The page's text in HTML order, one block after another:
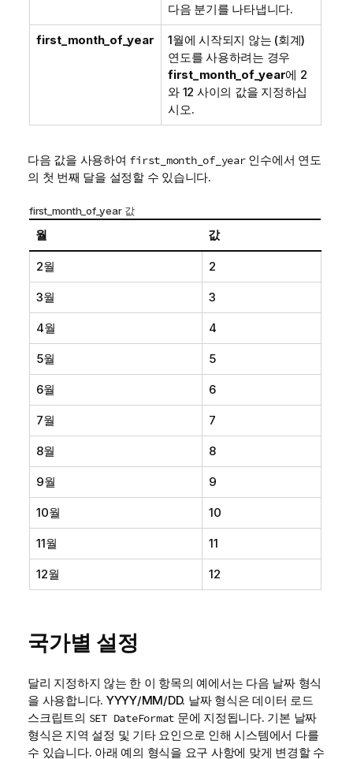
다음 분기를 나타냅니다.
first_month_of_year
1월에 시작되지 않는 (회계)
연도를 사용하려는 경우
first_month_of_year에 2
와 12 사이의 값을 지정하십
시오.
다음 값을 사용하여 first_month_of_year인수에서 연도
의 첫 번째 달을 설정할 수 있습니다.
first_month_of_year 값
월 값
2월 2
3월 3
4월 4
5월 5
6월 6
7월 7
8월 8
9월 9
10월 10
11월 11
12월 12
국가별 설정
달리 지정하지 않는 한 이 항목의 예에서는 다음 날짜 형식
을 사용합니다. YYYY/MM/DD. 날짜 형식은 데이터 로드
스크립트의 SET DateFormat 문에 지정됩니다. 기본 날짜
형식은 지역 설정 및 기타 요인으로 인해 시스템에서 다를
수 있습니다. 아래 예의 형식을 요구 사항에 맞게 변경할 수